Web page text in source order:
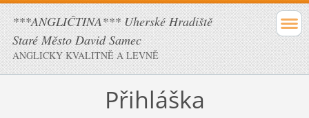
***ANGLIČTINA*** Uherské Hradiště
Staré Město David Samec
ANGLICKY KVALITNĚ A LEVNĚ
Přihláška